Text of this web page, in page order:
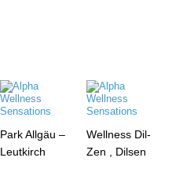
Park Allgäu –
Leutkirch
Wellness Dil-
Zen , Dilsen